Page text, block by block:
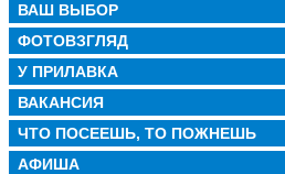
ВАШ ВЫБОР
ФОТОВЗГЛЯД
У ПРИЛАВКА
ВАКАНСИЯ
ЧТО ПОСЕЕШЬ, ТО ПОЖНЕШЬ
АФИША